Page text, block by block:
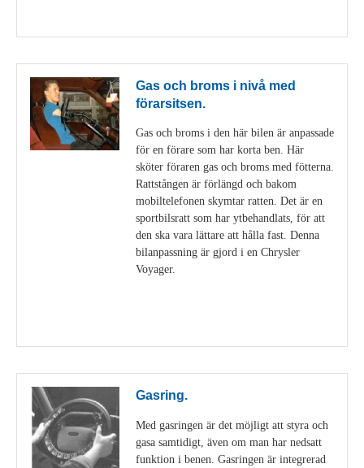
Gas och broms i nivå med
förarsitsen.
Gas och broms i den här bilen är anpassade
för en förare som har korta ben. Här
sköter föraren gas och broms med fötterna.
Rattstången är förlängd och bakom
mobiltelefonen skymtar ratten. Det är en
sportbilsratt som har ytbehandlats, för att
den ska vara lättare att hålla fast. Denna
bilanpassning är gjord i en Chrysler
Voyager.
Gasring.
Med gasringen är det möjligt att styra och
gasa samtidigt, även om man har nedsatt
funktion i benen. Gasringen är integrerad